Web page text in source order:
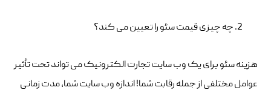
چه چیزی قیمت سئو را تعیین می کند؟
هزینه سئو برای یک وب سایت تجارت الکترونیک می تواند تحت تأثیر
عوامل مختلفی از جمله رقابت شما! اندازه وب سایت شما، مدت زمانی